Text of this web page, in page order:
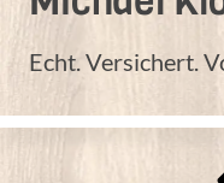
Echt. Versichert.